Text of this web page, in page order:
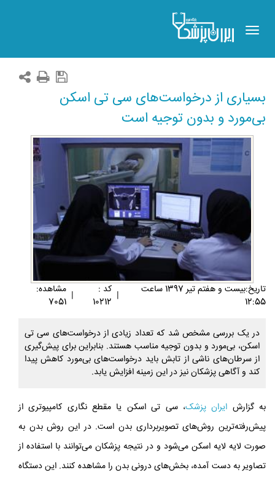
Toggle
navigation
بسیاری از درخواست‌های سی تی اسکن
بی‌مورد و بدون توجیه است
تاريخ:بيست و هفتم تير 1397 ساعت
12:55
| کد :
10212
| مشاهده:
7051
در یک بررسی مشخص شد که تعداد زیادی از درخواست‌های سی‌ تی
اسکن، بی‌مورد و بدون توجیه مناسب هستند. بنابراین برای پیش‌گیری
از سرطان‌های ناشی از تابش باید درخواست‌های بی‌مورد کاهش پیدا
کند و آگاهی پزشکان نیز در این زمینه افزایش یابد.
به گزارش ایران پزشک، سی‌ تی اسکن یا مقطع‌ نگاری کامپیوتری از
پیش‌رفته‌ترین روش‌های تصویربرداری بدن است. در این روش بدن به
صورت لایه لایه اسکن می‌شود و در نتیجه پزشکان می‌توانند با استفاده از
تصاویر به دست آمده، بخش‌های درونی بدن را مشاهده کنند. این دستگاه